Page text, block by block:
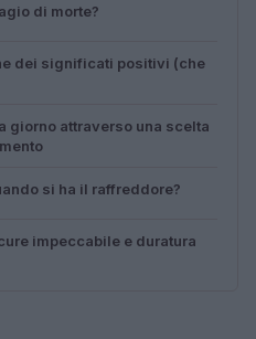
di morte?
dei significati positivi (che
giorno attraverso una scelta
si ha il raffreddore?
impeccabile e duratura